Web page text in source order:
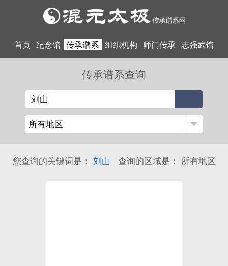
首页 纪念馆 传承谱系 组织机构 师门传承 志强武馆
传承谱系查询
您查询的关键词是： 刘山 查询的区域是： 所有地区